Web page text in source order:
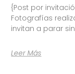
{Post por
Fotografías
invitan a parar
Leer Más